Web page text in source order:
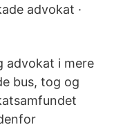
advokat ·
advokat i mere
bus, tog og